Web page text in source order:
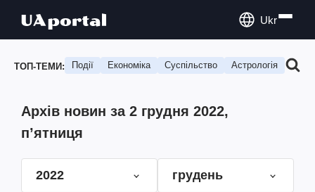
Ukr
ТОП-ТЕМИ: Події Економіка Суспільство Астрологія
Архів новин за 2 грудня 2022,
п’ятниця
2022 грудень